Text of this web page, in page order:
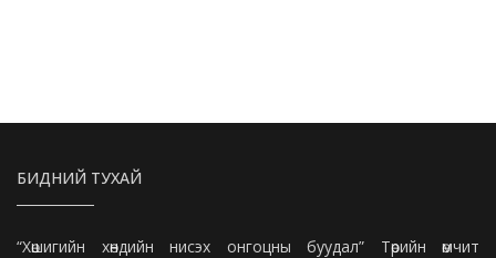
БИДНИЙ ТУХАЙ
“Хөшигийн хөндийн нисэх онгоцны буудал” Төрийн өмчит